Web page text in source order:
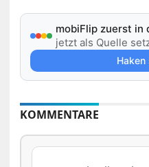
mobiFlip zuerst in
jetzt als Quelle
KOMMENTARE